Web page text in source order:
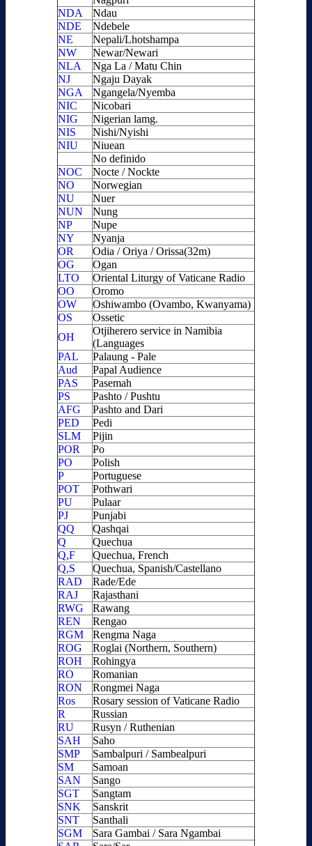
NDA
Ndau
NDE
Ndebele
NE
Nepali/Lhotshampa
NW
Newar/Newari
NLA
Nga La / Matu Chin
NJ
Ngaju Dayak
NGA
Ngangela/Nyemba
NIC
Nicobari
NIG
Nigerian lamg.
NIS
Nishi/Nyishi
NIU
Niuean
No definido
NOC
Nocte / Nockte
NO
Norwegian
NU
Nuer
NUN
Nung
NP
Nupe
NY
Nyanja
OR
Odia / Oriya / Orissa(32m)
OG
Ogan
LTO
Oriental Liturgy of Vaticane Radio
OO
Oromo
OW
Oshiwambo (Ovambo, Kwanyama)
OS
Ossetic
OH
Otjiherero service in Namibia
(Languages
PAL
Palaung - Pale
Aud
Papal Audience
PAS
Pasemah
PS
Pashto / Pushtu
AFG
Pashto and Dari
PED
Pedi
SLM
Pijin
POR
Po
PO
Polish
P
Portuguese
POT
Pothwari
PU
Pulaar
PJ
Punjabi
QQ
Qashqai
Q
Quechua
Q,F
Quechua, French
Q,S
Quechua, Spanish/Castellano
RAD
Rade/Ede
RAJ
Rajasthani
RWG
Rawang
REN
Rengao
RGM
Rengma Naga
ROG
Roglai (Northern, Southern)
ROH
Rohingya
RO
Romanian
RON
Rongmei Naga
Ros
Rosary session of Vaticane Radio
R
Russian
RU
Rusyn / Ruthenian
SAH
Saho
SMP
Sambalpuri / Sambealpuri
SM
Samoan
SAN
Sango
SGT
Sangtam
SNK
Sanskrit
SNT
Santhali
SGM
Sara Gambai / Sara Ngambai